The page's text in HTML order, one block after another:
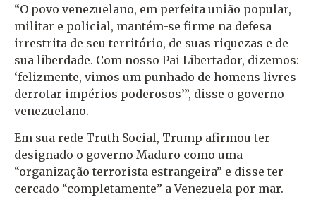
“O povo venezuelano, em perfeita união popular,
militar e policial, mantém-se firme na defesa
irrestrita de seu território, de suas riquezas e de
sua liberdade. Com nosso Pai Libertador, dizemos:
‘felizmente, vimos um punhado de homens livres
derrotar impérios poderosos’”, disse o governo
venezuelano.
Em sua rede Truth Social, Trump afirmou ter
designado o governo Maduro como uma
“organização terrorista estrangeira” e disse ter
cercado “completamente” a Venezuela por mar.